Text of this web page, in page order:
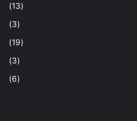
(13)
(3)
(19)
(3)
(6)